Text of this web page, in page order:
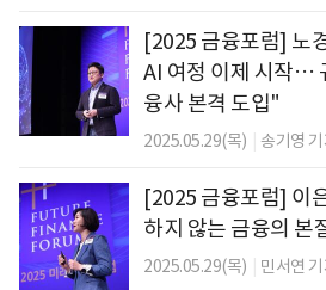
[2025 금융포럼] 노
AI 여정 이제 시작…
융사 본격 도입"
2025.05.29(목) 송기영
[2025 금융포럼] 이
하지 않는 금융의 본
2025.05.29(목) 민서연